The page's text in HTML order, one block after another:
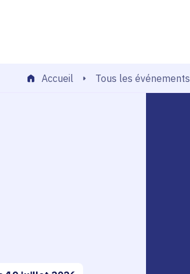
Accueil Tous les événements